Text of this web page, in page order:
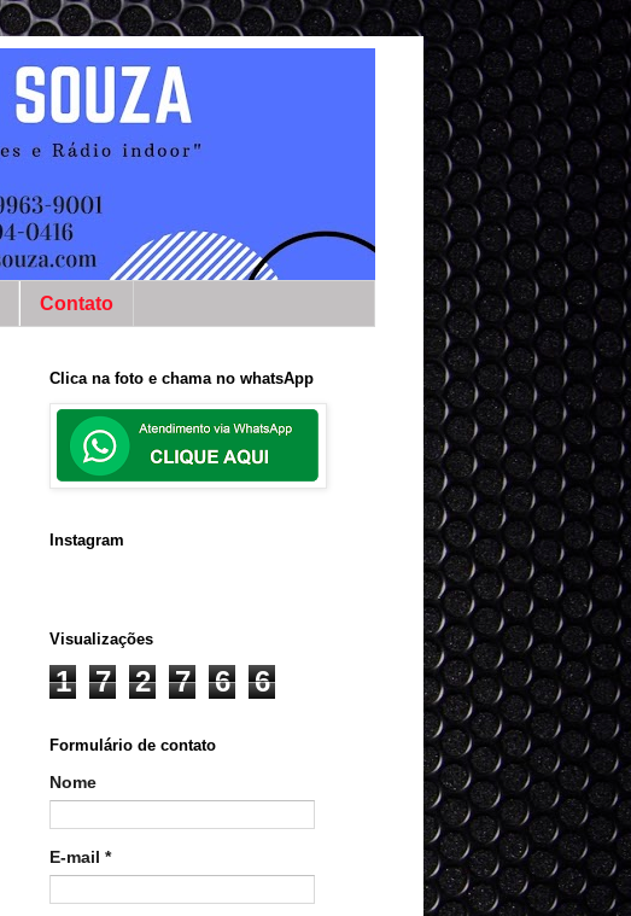
Contato
Clica na foto e chama no whatsApp
Instagram
Visualizações
1 7 2 7 6 6
Formulário de contato
Nome
E-mail *